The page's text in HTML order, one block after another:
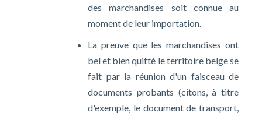
des marchandises soit connue au
moment de leur importation.
La preuve que les marchandises ont
bel et bien quitté le territoire belge se
fait par la réunion d'un faisceau de
documents probants (citons, à titre
d'exemple, le document de transport,